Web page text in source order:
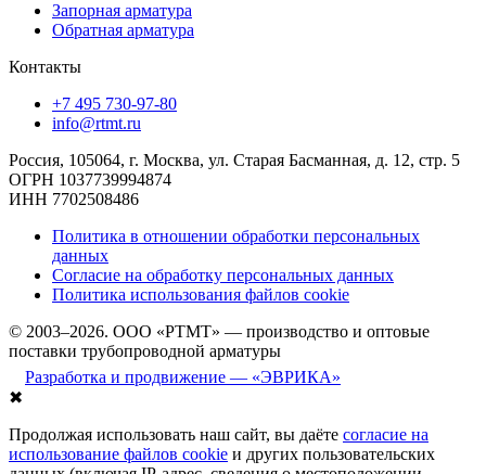
Запорная арматура
Обратная арматура
Контакты
+7 495 730-97-80
info@rtmt.ru
Россия, 105064, г. Москва, ул. Старая Басманная, д. 12, стр. 5
ОГРН 1037739994874
ИНН 7702508486
Политика в отношении обработки персональных
данных
Согласие на обработку персональных данных
Политика использования файлов cookie
© 2003–2026. ООО «РТМТ» — производство и оптовые
поставки трубопроводной арматуры
Разработка и продвижение — «ЭВРИКА»
✖
Продолжая использовать наш сайт, вы даёте согласие на
использование файлов cookie и других пользовательских